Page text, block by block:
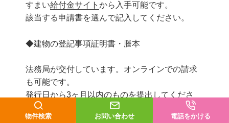
すまい給付金サイト から入手可能です。
該当する申請書を選んで記入してください。
◆建物の登記事項証明書・謄本
法務局が交付しています。オンラインでの請求
も可能です。
発行日から3ヶ月以内のものを提出してくださ
い。
物件検索 お問い合わせ 電話をかける